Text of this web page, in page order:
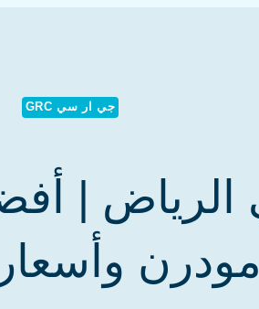
جي ار سي GRC
مودرن وأسعار 2026